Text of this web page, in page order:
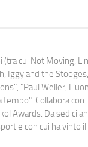
cui Not Moving,
Iggy and the
"Paul Weller,
Collabora con
Awards. Da sedici
e con cui ha vinto